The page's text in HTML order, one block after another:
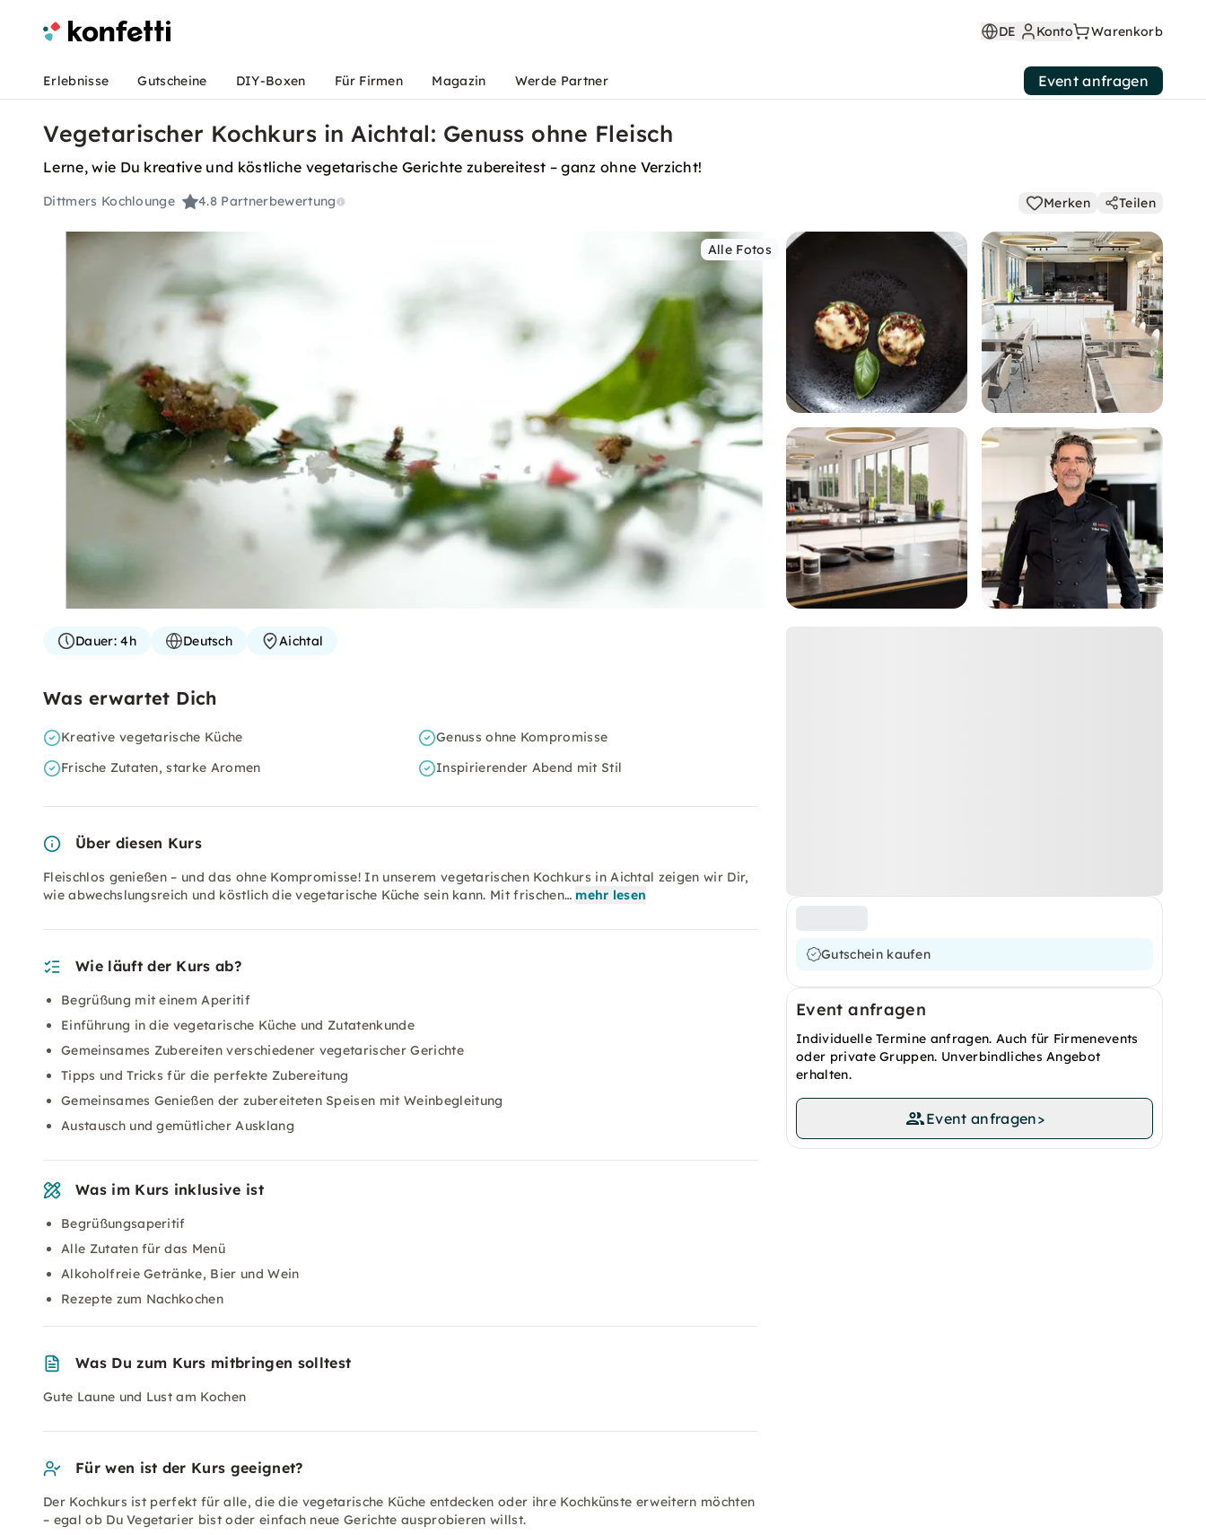
DE Konto Warenkorb
Erlebnisse Gutscheine DIY-Boxen Für Firmen Magazin Werde Partner Event anfragen
Vegetarischer Kochkurs in Aichtal: Genuss ohne Fleisch
Lerne, wie Du kreative und köstliche vegetarische Gerichte zubereitest – ganz ohne Verzicht!
Dittmers Kochlounge 4.8 Partnerbewertung Merken Teilen
Alle Fotos
Gutschein kaufen
Event anfragen
Individuelle Termine anfragen. Auch für Firmenevents
oder private Gruppen. Unverbindliches Angebot
erhalten.
Event anfragen>
Dauer:4h Deutsch Aichtal
Was erwartet Dich
Kreative vegetarische Küche
Genuss ohne Kompromisse
Frische Zutaten, starke Aromen
Inspirierender Abend mit Stil
Über diesen Kurs
Fleischlos genießen – und das ohne Kompromisse! In unserem vegetarischen Kochkurs in Aichtal zeigen wir Dir,
wie abwechslungsreich und köstlich die vegetarische Küche sein kann. Mit frischen… mehr lesen
Wie läuft der Kurs ab?
Begrüßung mit einem Aperitif
Einführung in die vegetarische Küche und Zutatenkunde
Gemeinsames Zubereiten verschiedener vegetarischer Gerichte
Tipps und Tricks für die perfekte Zubereitung
Gemeinsames Genießen der zubereiteten Speisen mit Weinbegleitung
Austausch und gemütlicher Ausklang
Was im Kurs inklusive ist
Begrüßungsaperitif
Alle Zutaten für das Menü
Alkoholfreie Getränke, Bier und Wein
Rezepte zum Nachkochen
Was Du zum Kurs mitbringen solltest
Gute Laune und Lust am Kochen
Für wen ist der Kurs geeignet?
Der Kochkurs ist perfekt für alle, die die vegetarische Küche entdecken oder ihre Kochkünste erweitern möchten
– egal ob Du Vegetarier bist oder einfach neue Gerichte ausprobieren willst.